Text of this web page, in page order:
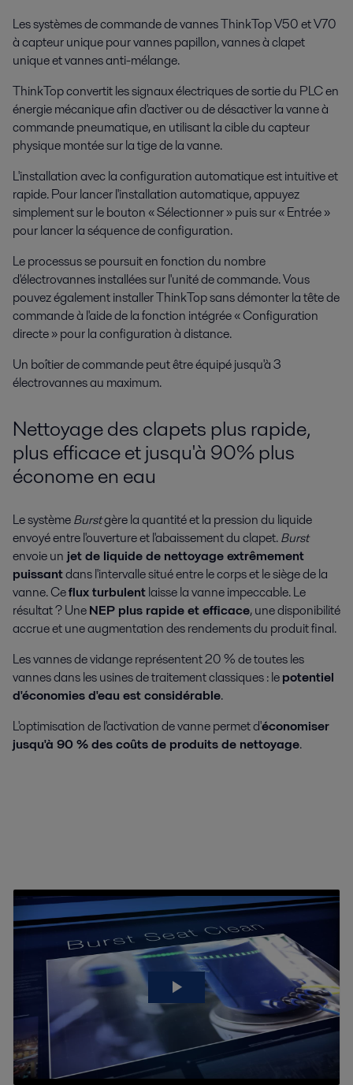
Les systèmes de commande de vannes ThinkTop V50 et V70
à capteur unique pour vannes papillon, vannes à clapet
unique et vannes anti-mélange.
ThinkTop convertit les signaux électriques de sortie du PLC en
énergie mécanique afin d'activer ou de désactiver la vanne à
commande pneumatique, en utilisant la cible du capteur
physique montée sur la tige de la vanne.
L'installation avec la configuration automatique est intuitive et
rapide. Pour lancer l'installation automatique, appuyez
simplement sur le bouton « Sélectionner » puis sur « Entrée »
pour lancer la séquence de configuration.
Le processus se poursuit en fonction du nombre
d'électrovannes installées sur l'unité de commande. Vous
pouvez également installer ThinkTop sans démonter la tête de
commande à l'aide de la fonction intégrée « Configuration
directe » pour la configuration à distance.
Un boîtier de commande peut être équipé jusqu'à 3
électrovannes au maximum.
Nettoyage des clapets plus rapide,
plus efficace et jusqu'à 90% plus
économe en eau
Le systèmeBurstgère la quantité et la pression du liquide
envoyé entre l'ouverture et l'abaissement du clapet.Burst
envoie un jet de liquide de nettoyage extrêmement
puissantdans l'intervalle situé entre le corps et le siège de la
vanne. Ceflux turbulentlaisse la vanne impeccable. Le
résultat ? UneNEP plus rapide et efficace, une disponibilité
accrue et une augmentation des rendements du produit final.
Les vannes de vidange représentent 20 % de toutes les
vannes dans les usines de traitement classiques : lepotentiel
d'économies d'eau est considérable.
L'optimisation de l'activation de vanne permet d'économiser
jusqu'à 90 % des coûts de produits de nettoyage.